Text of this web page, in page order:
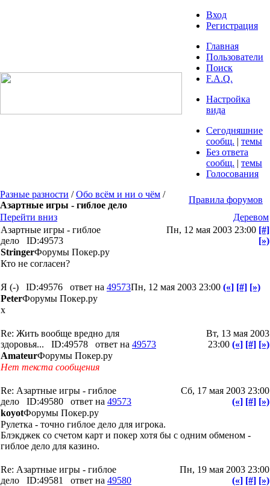
Вход
Регистрация
Главная
Пользователи
Поиск
F.A.Q.
Настройка
вида
Сегодняшние
сообщ. | темы
Без ответа
сообщ. | темы
Голосования
Разные разности /Обо всём и ни о чём /
Азартные игры - гиблое дело
Правила форумов
Перейти вниз
Деревом
Азартные игры - гиблое
дело
ID:49573
Пн, 12 мая 2003 23:00 [#]
[»)
StringerФорумы Покер.ру
Кто не согласен?
Я (-) ID:49576 ответ на 49573Пн, 12 мая 2003 23:00 («] [#] [»)
PeterФорумы Покер.ру
x
Re: Жить вообще вредно для
здоровья...
ID:49578 ответ на 49573
Вт, 13 мая 2003
23:00 («] [#] [»)
AmateurФорумы Покер.ру
Нет текста сообщения
Re: Азартные игры - гиблое
дело
ID:49580 ответ на 49573
Сб, 17 мая 2003 23:00
(«] [#] [»)
koyotФорумы Покер.ру
Рулетка - точно гиблое дело для игрока.
Блэкджек со счетом карт и покер хотя бы с одним обменом -
гиблое дело для казино.
Re: Азартные игры - гиблое
дело
ID:49581 ответ на 49580
Пн, 19 мая 2003 23:00
(«] [#] [»)